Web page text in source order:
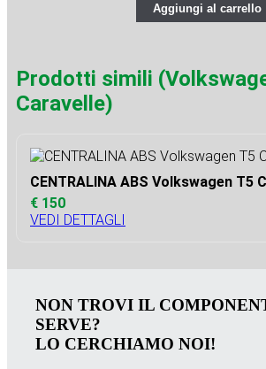
Aggiungi al carrello
Prodotti simili
Caravelle)
CENTRALINA ABS Volkswagen T5
€ 150
VEDI DETTAGLI
NON TROVI IL
SERVE?
LO CERCHIAMO NOI!